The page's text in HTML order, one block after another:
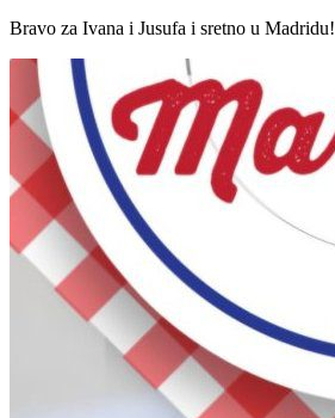
Bravo za Ivana i Jusufa i sretno u Madridu!